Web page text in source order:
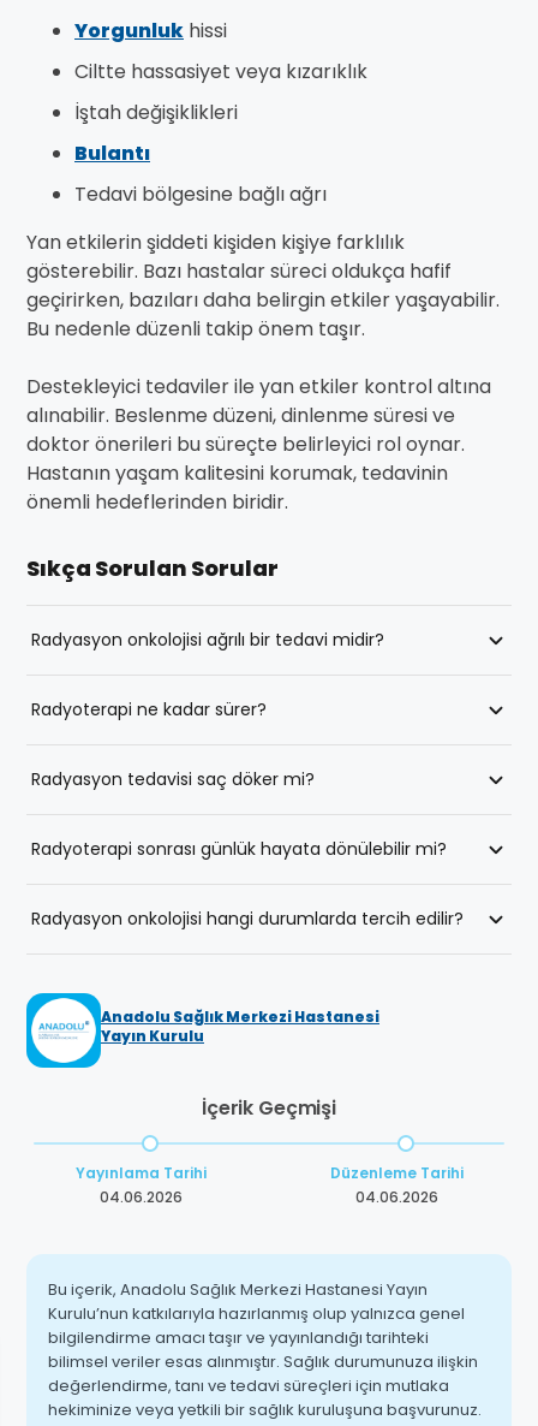
Yorgunluk hissi
Ciltte hassasiyet veya kızarıklık
İştah değişiklikleri
Bulantı
Tedavi bölgesine bağlı ağrı
Yan etkilerin şiddeti kişiden kişiye farklılık
gösterebilir. Bazı hastalar süreci oldukça hafif
geçirirken, bazıları daha belirgin etkiler yaşayabilir.
Bu nedenle düzenli takip önem taşır.
Destekleyici tedaviler ile yan etkiler kontrol altına
alınabilir. Beslenme düzeni, dinlenme süresi ve
doktor önerileri bu süreçte belirleyici rol oynar.
Hastanın yaşam kalitesini korumak, tedavinin
önemli hedeflerinden biridir.
Sıkça Sorulan Sorular
Radyasyon onkolojisi ağrılı bir tedavi midir?
hasta herhangi bir acı duymaz. Yan etkiler ise genellikle
hafif düzeydedir.
Radyoterapi ne kadar sürer?
birkaç hafta süren seanslar halinde uygulanır.
Radyasyon tedavisi saç döker mi?
görülür. Tüm vücutta dökülme oluşmaz.
Radyoterapi sonrası günlük hayata dönülebilir mi?
devam edebilir. Yorgunluk hissi zaman zaman etkili
olabilir.
Radyasyon onkolojisi hangi durumlarda tercih edilir?
veya yayılımın kontrol altına alınması amacıyla uygulanır.
Bazı hastalarda destekleyici tedavi olarak da planlanır.
Anadolu Sağlık Merkezi Hastanesi
Yayın Kurulu
İçerik Geçmişi
Yayınlama Tarihi
04.06.2026
Düzenleme Tarihi
04.06.2026
Bu içerik, Anadolu Sağlık Merkezi Hastanesi Yayın
Kurulu’nun katkılarıyla hazırlanmış olup yalnızca genel
bilgilendirme amacı taşır ve yayınlandığı tarihteki
bilimsel veriler esas alınmıştır. Sağlık durumunuza ilişkin
değerlendirme, tanı ve tedavi süreçleri için mutlaka
hekiminize veya yetkili bir sağlık kuruluşuna başvurunuz.